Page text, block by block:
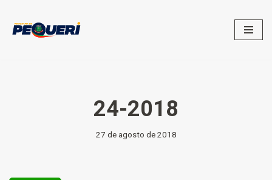
Pular
24-2018
27 de agosto de 2018